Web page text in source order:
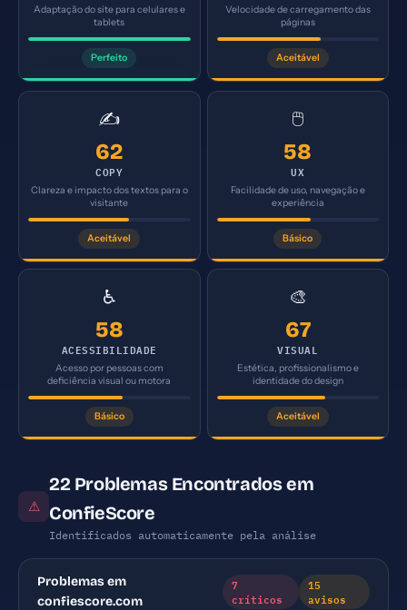
Adaptação do site para celulares e
tablets
Perfeito
Velocidade de carregamento das
páginas
Aceitável
✍️
62
COPY
Clareza e impacto dos textos para o
visitante
Aceitável
🖱️
58
UX
Facilidade de uso, navegação e
experiência
Básico
♿
58
ACESSIBILIDADE
Acesso por pessoas com
deficiência visual ou motora
Básico
🎨
67
VISUAL
Estética, profissionalismo e
identidade do design
Aceitável
⚠
22 Problemas Encontrados em
ConfieScore
Identificados automaticamente pela análise
Problemas em
confiescore.com
7
críticos
15
avisos